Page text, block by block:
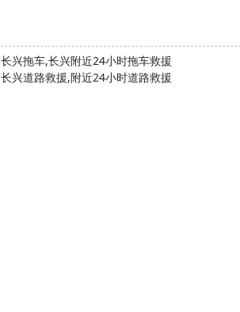
长兴拖车,长兴附近24小时拖车救援
长兴道路救援,附近24小时道路救援